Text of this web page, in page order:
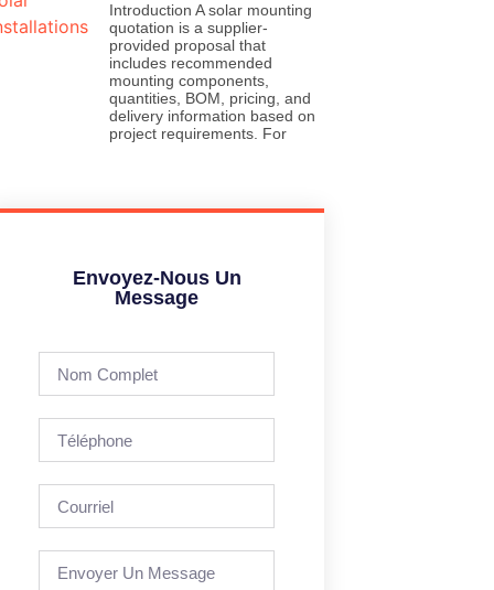
Introduction A solar mounting
quotation is a supplier-
provided proposal that
includes recommended
mounting components,
quantities, BOM, pricing, and
delivery information based on
project requirements. For
Envoyez-Nous Un
Message